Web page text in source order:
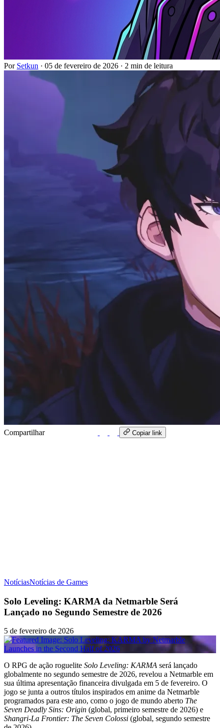
Por Setkun · 05 de fevereiro de 2026 · 2 min de leitura
Compartilhar Copiar link
NotíciasNotícias de Games
Solo Leveling: KARMA da Netmarble Será
Lançado no Segundo Semestre de 2026
5 de fevereiro de 2026
O RPG de ação roguelite Solo Leveling: KARMA será lançado
globalmente no segundo semestre de 2026, revelou a Netmarble em
sua última apresentação financeira divulgada em 5 de fevereiro. O
jogo se junta a outros títulos inspirados em anime da Netmarble
programados para este ano, como o jogo de mundo aberto The
Seven Deadly Sins: Origin (global, primeiro semestre de 2026) e
Shangri-La Frontier: The Seven Colossi (global, segundo semestre